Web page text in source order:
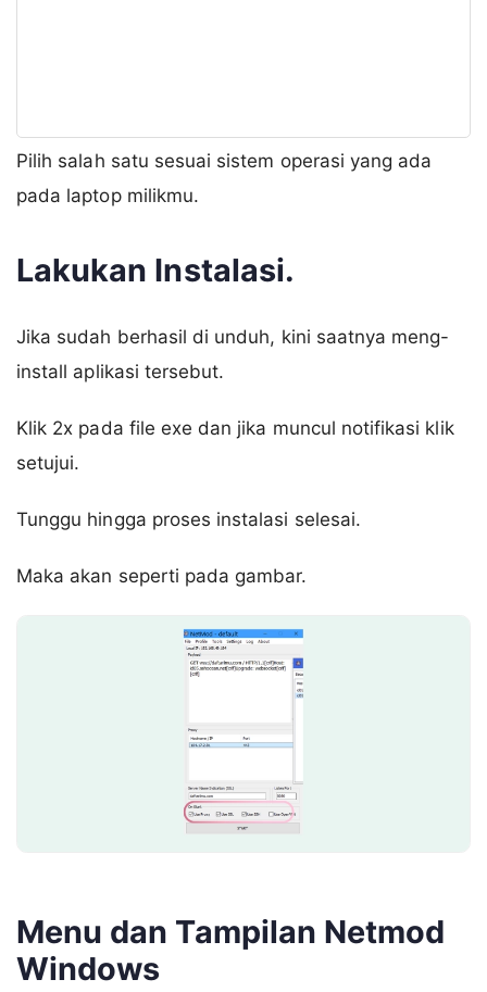
Pilih salah satu sesuai sistem operasi yang ada
pada laptop milikmu.
Lakukan Instalasi.
Jika sudah berhasil di unduh, kini saatnya meng-
install aplikasi tersebut.
Klik 2x pada file exe dan jika muncul notifikasi klik
setujui.
Tunggu hingga proses instalasi selesai.
Maka akan seperti pada gambar.
Menu dan Tampilan Netmod
Windows